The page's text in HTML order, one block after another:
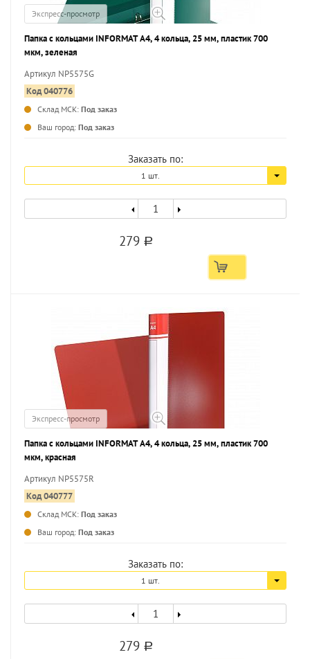
Экспресс-просмотр
Папка с кольцами INFORMAT А4, 4 кольца, 25 мм, пластик 700
мкм, зеленая
Артикул NP5575G
Код 040776
Склад МСК: Под заказ
Ваш город: Под заказ
Заказать по:
1 шт.
279 a
Экспресс-просмотр
Папка с кольцами INFORMAT А4, 4 кольца, 25 мм, пластик 700
мкм, красная
Артикул NP5575R
Код 040777
Склад МСК: Под заказ
Ваш город: Под заказ
Заказать по:
1 шт.
279 a